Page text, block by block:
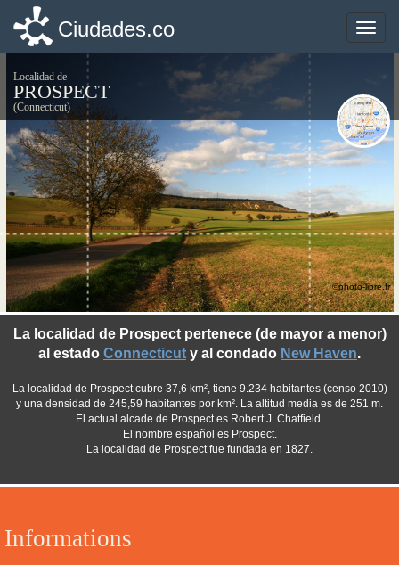
Toggle
Ciudades.co
Localidad de
PROSPECT
(Connecticut)
Informations
La localidad de Prospect pertenece (de mayor a menor)
al estado Connecticut y al condado New Haven.
La localidad de Prospect cubre 37,6 km², tiene 9.234 habitantes (censo 2010)
y una densidad de 245,59 habitantes por km². La altitud media es de 251 m.
El actual alcade de Prospect es Robert J. Chatfield.
El nombre español es Prospect.
La localidad de Prospect fue fundada en 1827.
©photo-libre.fr
Toggle
Ciudades.co